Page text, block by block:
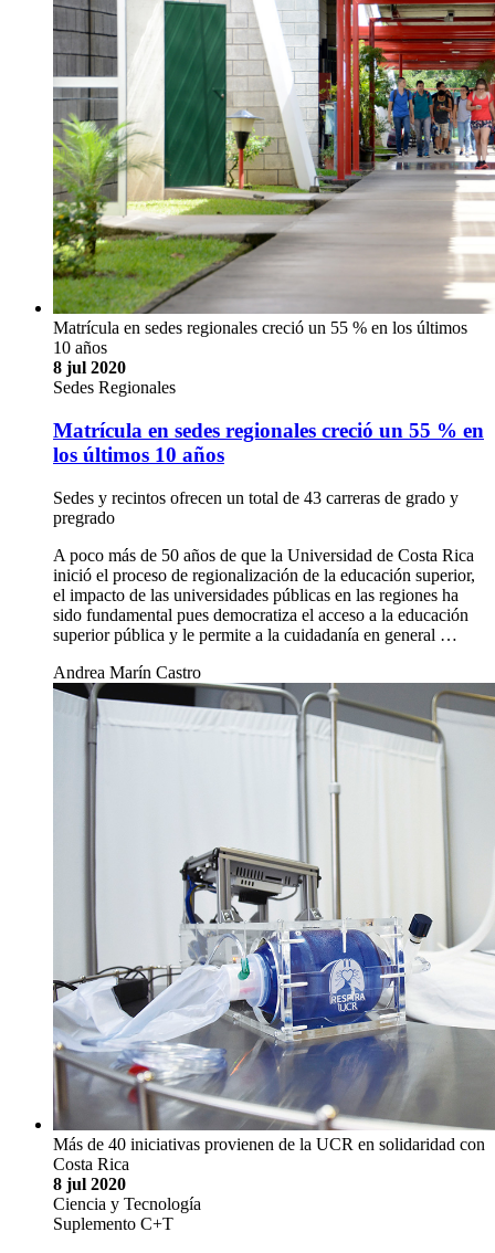
Matrícula en sedes regionales creció un 55 % en los últimos
10 años
8 jul 2020
Sedes Regionales
Matrícula en sedes regionales creció un 55 % en
los últimos 10 años
Sedes y recintos ofrecen un total de 43 carreras de grado y
pregrado
A poco más de 50 años de que la Universidad de Costa Rica
inició el proceso de regionalización de la educación superior,
el impacto de las universidades públicas en las regiones ha
sido fundamental pues democratiza el acceso a la educación
superior pública y le permite a la cuidadanía en general …
Andrea Marín Castro
Más de 40 iniciativas provienen de la UCR en solidaridad con
Costa Rica
8 jul 2020
Ciencia y Tecnología
Suplemento C+T